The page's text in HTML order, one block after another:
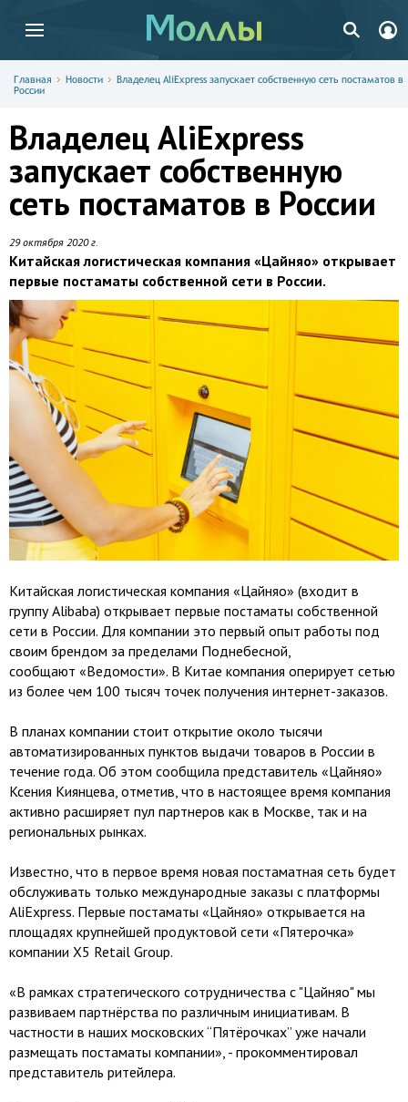
Главная Новости
Владелец AliExpress запускает собственную сеть постаматов в
России
Владелец AliExpress
запускает собственную
сеть постаматов в России
29 октября 2020 г.
Китайская логистическая компания «Цайняо» открывает
первые постаматы собственной сети в России.
Китайская логистическая компания «Цайняо» (входит в
группу Alibaba) открывает первые постаматы собственной
сети в России. Для компании это первый опыт работы под
своим брендом за пределами Поднебесной,
сообщают «Ведомости». В Китае компания оперирует сетью
из более чем 100 тысяч точек получения интернет-заказов.
В планах компании стоит открытие около тысячи
автоматизированных пунктов выдачи товаров в России в
течение года. Об этом сообщила представитель «Цайняо»
Ксения Киянцева, отметив, что в настоящее время компания
активно расширяет пул партнеров как в Москве, так и на
региональных рынках.
Известно, что в первое время новая постаматная сеть будет
обслуживать только международные заказы с платформы
AliExpress. Первые постаматы «Цайняо» открывается на
площадях крупнейшей продуктовой сети «Пятерочка»
компании X5 Retail Group.
«В рамках стратегического сотрудничества с "Цайняо" мы
развиваем партнёрства по различным инициативам. В
частности в наших московских “Пятёрочках” уже начали
размещать постаматы компании», - прокомментировал
представитель ритейлера.